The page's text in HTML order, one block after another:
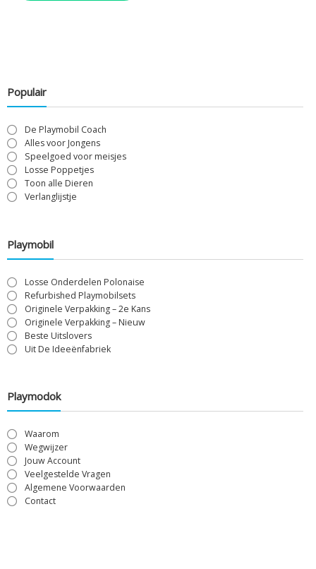
Populair
De Playmobil Coach
Alles voor Jongens
Speelgoed voor meisjes
Losse Poppetjes
Toon alle Dieren
Verlanglijstje
Playmobil
Losse Onderdelen Polonaise
Refurbished Playmobilsets
Originele Verpakking – 2e Kans
Originele Verpakking – Nieuw
Beste Uitslovers
Uit De Ideeënfabriek
Playmodok
Waarom
Wegwijzer
Jouw Account
Veelgestelde Vragen
Algemene Voorwaarden
Contact